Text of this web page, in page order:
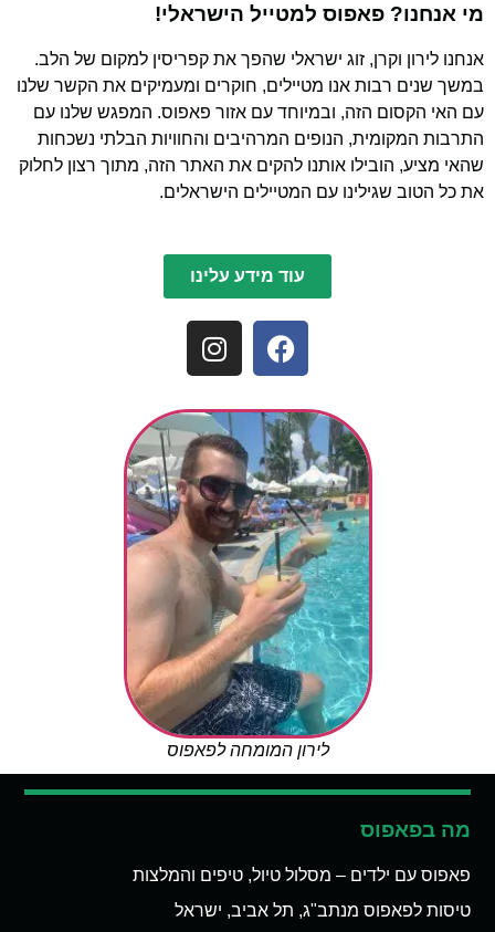
מי אנחנו? פאפוס למטייל הישראלי!
אנחנו לירון וקרן, זוג ישראלי שהפך את קפריסין למקום של הלב.
במשך שנים רבות אנו מטיילים, חוקרים ומעמיקים את הקשר שלנו
עם האי הקסום הזה, ובמיוחד עם אזור פאפוס. המפגש שלנו עם
התרבות המקומית, הנופים המרהיבים והחוויות הבלתי נשכחות
שהאי מציע, הובילו אותנו להקים את האתר הזה, מתוך רצון לחלוק
את כל הטוב שגילינו עם המטיילים הישראלים.
עוד מידע עלינו
לירון המומחה לפאפוס
מה בפאפוס
פאפוס עם ילדים – מסלול טיול, טיפים והמלצות
טיסות לפאפוס מנתב"ג, תל אביב, ישראל